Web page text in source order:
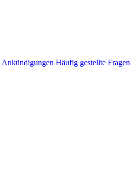
Ankündigungen Häufig gestellte Fragen